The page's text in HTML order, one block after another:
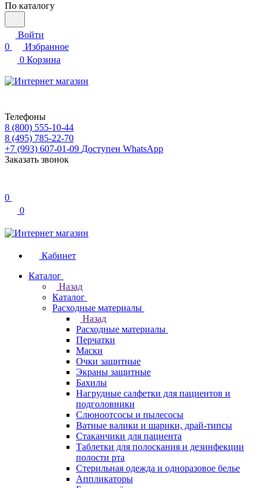
По каталогу
Войти
0
Избранное
0 Корзина
Телефоны
8 (800) 555-10-44
8 (495) 785-22-70
+7 (993) 607-01-09 Доступен WhatsApp
Заказать звонок
0
0
Кабинет
Каталог
Назад
Каталог
Расходные материалы
Назад
Расходные материалы
Перчатки
Маски
Очки защитные
Экраны защитные
Бахилы
Нагрудные салфетки для пациентов и
подголовники
Слюноотсосы и пылесосы
Ватные валики и шарики, драй-типсы
Стаканчики для пациента
Таблетки для полоскания и дезинфекции
полости рта
Стерильная одежда и одноразовое белье
Аппликаторы